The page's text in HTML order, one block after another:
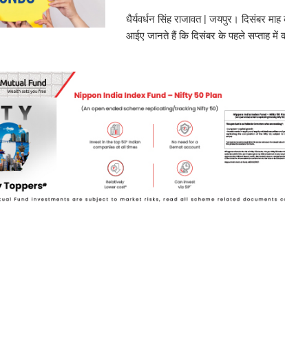
धैर्यवर्धन सिंह राजावत | जयपुर। दिसंबर
आईए जानते हैं कि दिसंबर के पहले सप्ताह में